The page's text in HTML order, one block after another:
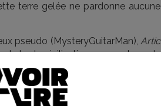
terre gelée ne pardonne aucune
pseudo (MysteryGuitarMan), Artic
toute civilisation, sur une terre de
attendue, en décembre 2018. En
rafraîchir les nuits chaudes de la